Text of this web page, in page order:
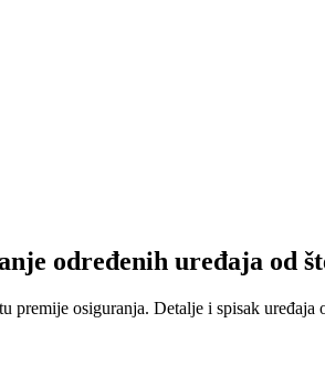
određenih uređaja od
premije osiguranja. Detalje i spisak